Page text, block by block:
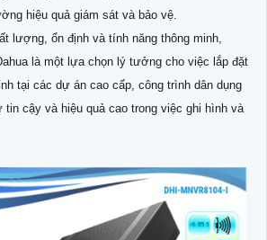
hiệu quả giám sát và bảo vệ.
lượng, ổn định và tính năng thông minh,
là một lựa chọn lý tưởng cho việc lắp đặt
tại các dự án cao cấp, công trình dân dụng
tin cậy và hiệu quả cao trong việc ghi hình và